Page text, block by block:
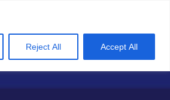
Reject All Accept All